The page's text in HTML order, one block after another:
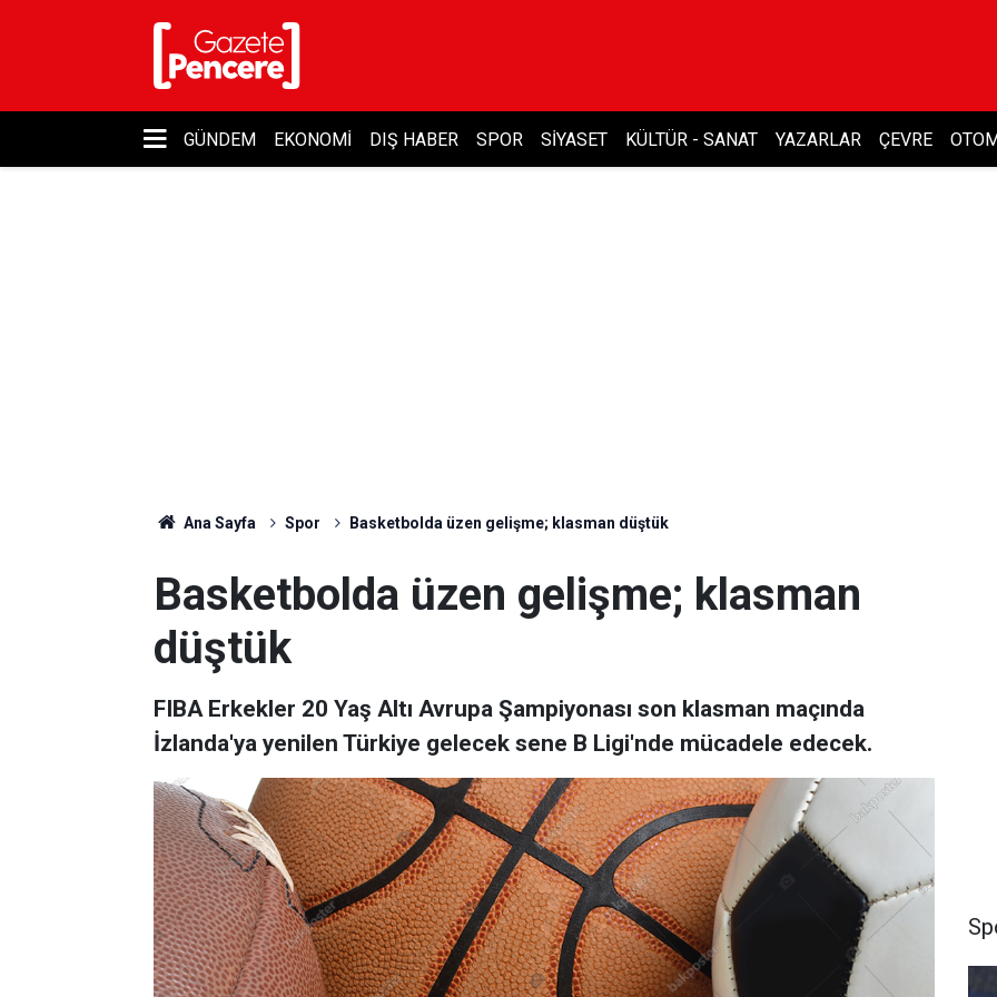
GÜNDEM EKONOMI DIŞ HABER SPOR SIYASET KÜLTÜR - SANAT YAZARLAR ÇEVRE
Ana Sayfa Spor Basketbolda üzen gelişme; klasman düştük
Basketbolda üzen gelişme; klasman
düştük
FIBA Erkekler 20 Yaş Altı Avrupa Şampiyonası son klasman maçında
İzlanda'ya yenilen Türkiye gelecek sene B Ligi'nde mücadele edecek.